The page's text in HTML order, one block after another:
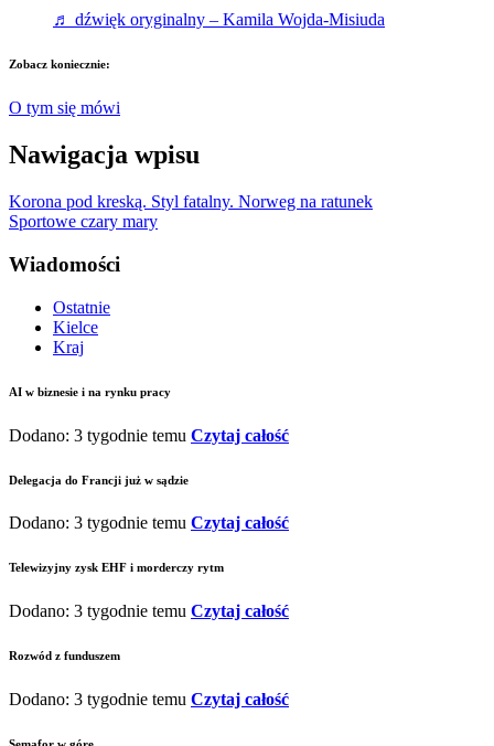
♬ dźwięk oryginalny – Kamila Wojda-Misiuda
Zobacz koniecznie:
O tym się mówi
Nawigacja wpisu
Korona pod kreską. Styl fatalny. Norweg na ratunek
Sportowe czary mary
Wiadomości
Ostatnie
Kielce
Kraj
AI w biznesie i na rynku pracy
Dodano: 3 tygodnie temu Czytaj całość
Delegacja do Francji już w sądzie
Dodano: 3 tygodnie temu Czytaj całość
Telewizyjny zysk EHF i morderczy rytm
Dodano: 3 tygodnie temu Czytaj całość
Rozwód z funduszem
Dodano: 3 tygodnie temu Czytaj całość